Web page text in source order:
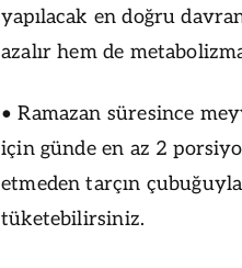
yapılacak en doğru
azalır hem de
• Ramazan süresince
için günde en az 2
etmeden tarçın
tüketebilirsiniz.